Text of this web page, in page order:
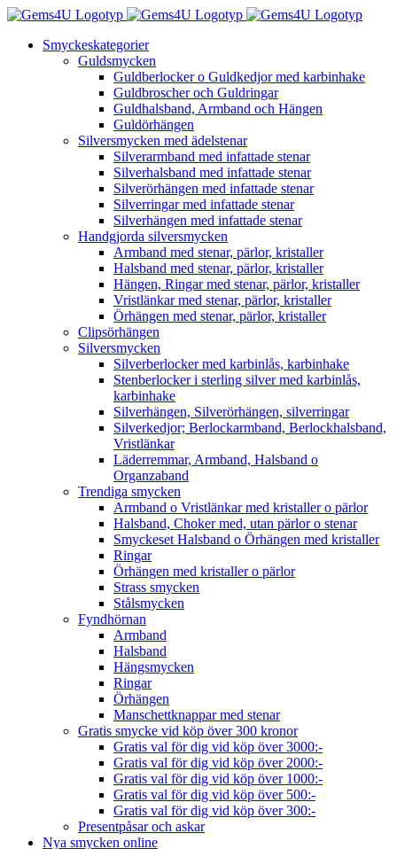
Fortsätt
innehålletSmyckeskategorier
Guldsmycken
Guldberlocker o Guldkedjor med karbinhake
Guldbroscher och Guldringar
Guldhalsband, Armband och Hängen
Guldörhängen
Silversmycken med ädelstenar
Silverarmband med infattade stenar
Silverhalsband med infattade stenar
Silverörhängen med infattade stenar
Silverringar med infattade stenar
Silverhängen med infattade stenar
Handgjorda silversmycken
Armband med stenar, pärlor, kristaller
Halsband med stenar, pärlor, kristaller
Hängen, Ringar med stenar, pärlor, kristaller
Vristlänkar med stenar, pärlor, kristaller
Örhängen med stenar, pärlor, kristaller
Clipsörhängen
Silversmycken
Silverberlocker med karbinlås, karbinhake
Stenberlocker i sterling silver med karbinlås,
karbinhake
Silverhängen, Silverörhängen, silverringar
Silverkedjor; Berlockarmband, Berlockhalsband,
Vristlänkar
Läderremmar, Armband, Halsband o
Organzaband
Trendiga smycken
Armband o Vristlänkar med kristaller o pärlor
Halsband, Choker med, utan pärlor o stenar
Smyckeset Halsband o Örhängen med kristaller
Ringar
Örhängen med kristaller o pärlor
Strass smycken
Stålsmycken
Fyndhörnan
Armband
Halsband
Hängsmycken
Ringar
Örhängen
Manschettknappar med stenar
Gratis smycke vid köp över 300 kronor
Gratis val för dig vid köp över 3000:-
Gratis val för dig vid köp över 2000:-
Gratis val för dig vid köp över 1000:-
Gratis val för dig vid köp över 500:-
Gratis val för dig vid köp över 300:-
Presentpåsar och askar
Nya smycken online